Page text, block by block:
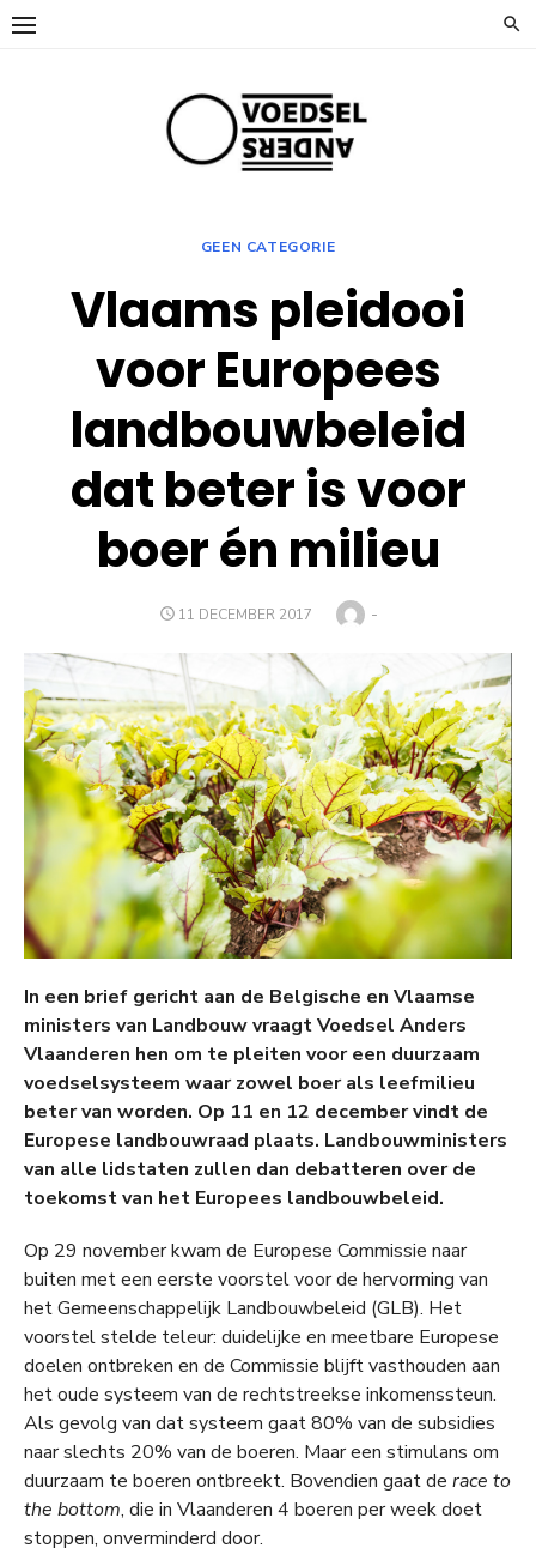
Ga
naar
GEEN CATEGORIE
Vlaams pleidooi
voor Europees
landbouwbeleid
dat beter is voor
boer én milieu
GEPLAATST
11 DECEMBER 2017 Auteur
-
In een brief gericht aan de Belgische en Vlaamse
ministers van Landbouw vraagt Voedsel Anders
Vlaanderen hen om te pleiten voor een duurzaam
voedselsysteem waar zowel boer als leefmilieu
beter van worden. Op 11 en 12 december vindt de
Europese landbouwraad plaats. Landbouwministers
van alle lidstaten zullen dan debatteren over de
toekomst van het Europees landbouwbeleid.
Op 29 november kwam de Europese Commissie naar
buiten met een eerste voorstel voor de hervorming van
het Gemeenschappelijk Landbouwbeleid (GLB). Het
voorstel stelde teleur: duidelijke en meetbare Europese
doelen ontbreken en de Commissie blijft vasthouden aan
het oude systeem van de rechtstreekse inkomenssteun.
Als gevolg van dat systeem gaat 80% van de subsidies
naar slechts 20% van de boeren. Maar een stimulans om
duurzaam te boeren ontbreekt. Bovendien gaat de race to
the bottom, die in Vlaanderen 4 boeren per week doet
stoppen, onverminderd door.